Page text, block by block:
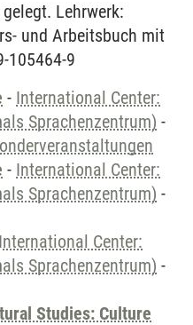
Lehrwerk:
und Arbeitsbuch mit
105464-9
- International Center:
Sprachenzentrum) -
- International Center:
Sprachenzentrum) -
International Center:
Sprachenzentrum) -
Studies: Culture